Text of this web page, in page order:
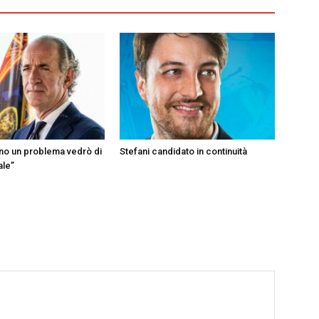
un problema vedrò di
Stefani candidato in continuità